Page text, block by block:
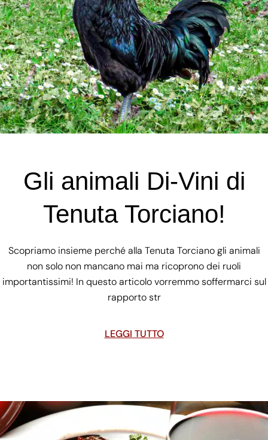
Gli animali Di-Vini di
Tenuta Torciano!
Scopriamo insieme perché alla Tenuta Torciano gli animali
non solo non mancano mai ma ricoprono dei ruoli
importantissimi! In questo articolo vorremmo soffermarci sul
rapporto str
LEGGI TUTTO